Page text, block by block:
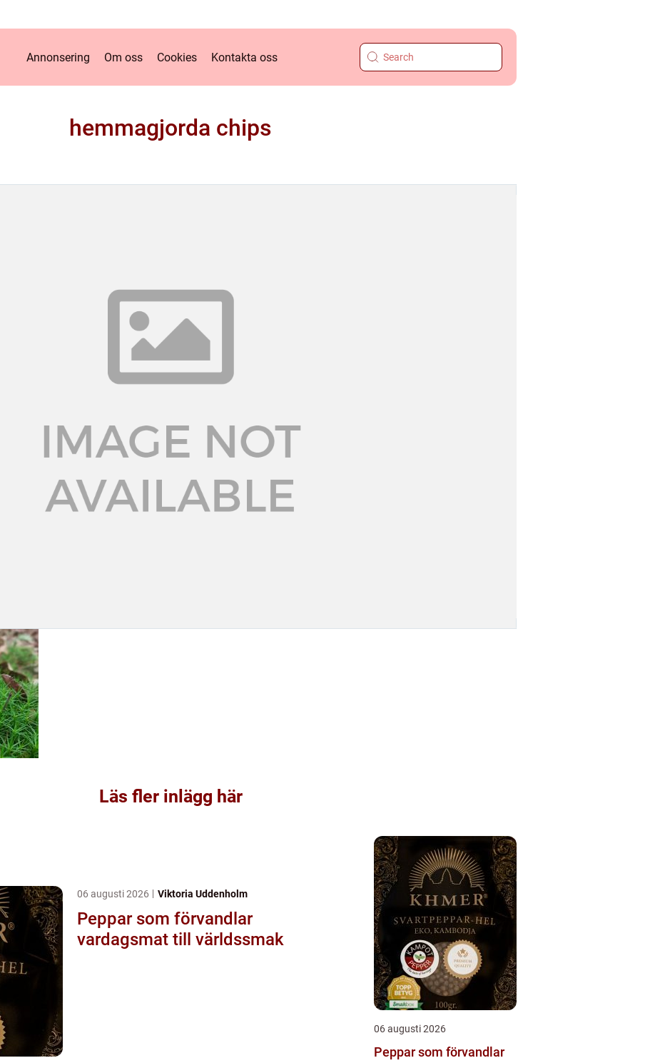
Annonsering Om oss Cookies Kontakta oss
hemmagjorda chips
Läs fler inlägg här
06 augusti 2026 Viktoria Uddenholm
Peppar som förvandlar
vardagsmat till världssmak
06 augusti 2026
Peppar som förvandlar